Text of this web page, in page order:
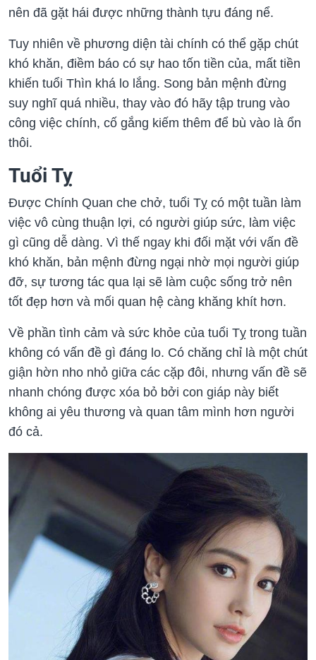
nên đã gặt hái được những thành tựu đáng nể.
Tuy nhiên về phương diện tài chính có thể gặp chút
khó khăn, điềm báo có sự hao tốn tiền của, mất tiền
khiến tuổi Thìn khá lo lắng. Song bản mệnh đừng
suy nghĩ quá nhiều, thay vào đó hãy tập trung vào
công việc chính, cố gắng kiếm thêm để bù vào là ổn
thôi.
Tuổi Tỵ
Được Chính Quan che chở, tuổi Tỵ có một tuần làm
việc vô cùng thuận lợi, có người giúp sức, làm việc
gì cũng dễ dàng. Vì thế ngay khi đối mặt với vấn đề
khó khăn, bản mệnh đừng ngại nhờ mọi người giúp
đỡ, sự tương tác qua lại sẽ làm cuộc sống trở nên
tốt đẹp hơn và mối quan hệ càng khăng khít hơn.
Về phần tình cảm và sức khỏe của tuổi Tỵ trong tuần
không có vấn đề gì đáng lo. Có chăng chỉ là một chút
giận hờn nho nhỏ giữa các cặp đôi, nhưng vấn đề sẽ
nhanh chóng được xóa bỏ bởi con giáp này biết
không ai yêu thương và quan tâm mình hơn người
đó cả.